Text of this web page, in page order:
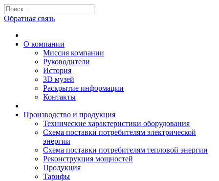
Обратная связь
О компании
Миссия компании
Руководители
История
3D музей
Раскрытие информации
Контакты
Производство и продукция
Технические характеристики оборудования
Схема поставки потребителям электрической
энергии
Схема поставки потребителям тепловой энергии
Реконструкция мощностей
Продукция
Тарифы